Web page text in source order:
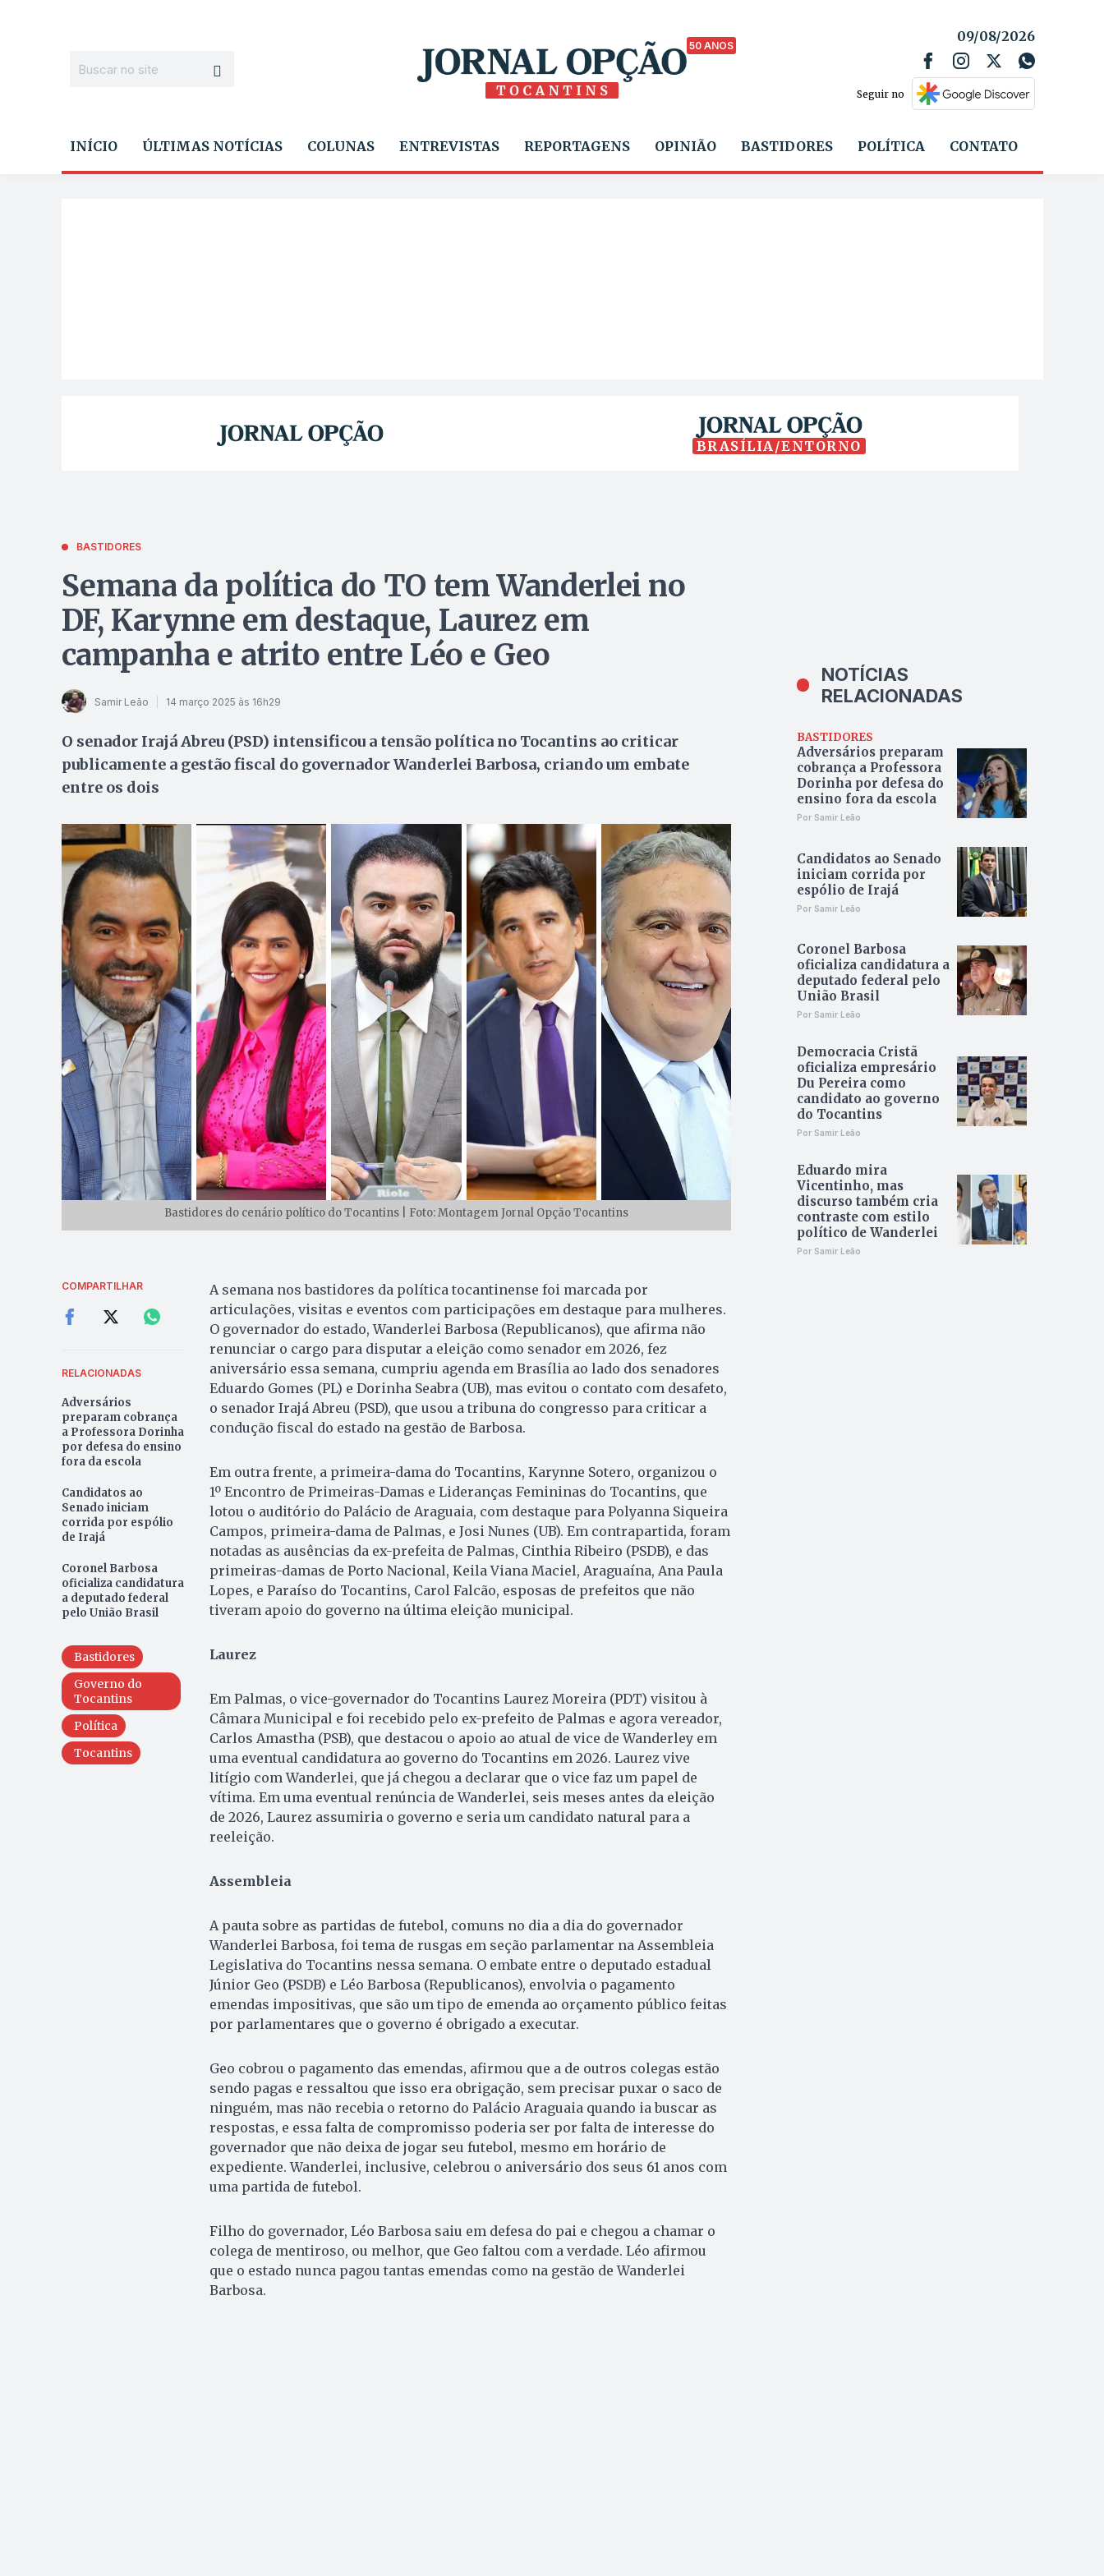
50 ANOS
09/08/2026
Seguir no
INÍCIO ÚLTIMAS NOTÍCIAS COLUNAS ENTREVISTAS REPORTAGENS OPINIÃO BASTIDORES POLÍTICA CONTATO
BRASÍLIA/ENTORNO
BASTIDORES
Semana da política do TO tem Wanderlei no
DF, Karynne em destaque, Laurez em
campanha e atrito entre Léo e Geo
Samir Leão 14 março 2025 às 16h29
O senador Irajá Abreu (PSD) intensificou a tensão política no Tocantins ao criticar
publicamente a gestão fiscal do governador Wanderlei Barbosa, criando um embate
entre os dois
Bastidores do cenário político do Tocantins | Foto: Montagem Jornal Opção Tocantins
COMPARTILHAR
RELACIONADAS
Adversários
preparam cobrança
a Professora Dorinha
por defesa do ensino
fora da escola
Candidatos ao
Senado iniciam
corrida por espólio
de Irajá
Coronel Barbosa
oficializa candidatura
a deputado federal
pelo União Brasil
Bastidores
Governo do
Tocantins
Política
Tocantins
A semana nos bastidores da política tocantinense foi marcada por
articulações, visitas e eventos com participações em destaque para mulheres.
O governador do estado, Wanderlei Barbosa (Republicanos), que afirma não
renunciar o cargo para disputar a eleição como senador em 2026, fez
aniversário essa semana, cumpriu agenda em Brasília ao lado dos senadores
Eduardo Gomes (PL) e Dorinha Seabra (UB), mas evitou o contato com desafeto,
o senador Irajá Abreu (PSD), que usou a tribuna do congresso para criticar a
condução fiscal do estado na gestão de Barbosa.
Em outra frente, a primeira-dama do Tocantins, Karynne Sotero, organizou o
1º Encontro de Primeiras-Damas e Lideranças Femininas do Tocantins, que
lotou o auditório do Palácio de Araguaia, com destaque para Polyanna Siqueira
Campos, primeira-dama de Palmas, e Josi Nunes (UB). Em contrapartida, foram
notadas as ausências da ex-prefeita de Palmas, Cinthia Ribeiro (PSDB), e das
primeiras-damas de Porto Nacional, Keila Viana Maciel, Araguaína, Ana Paula
Lopes, e Paraíso do Tocantins, Carol Falcão, esposas de prefeitos que não
tiveram apoio do governo na última eleição municipal.
Laurez
Em Palmas, o vice-governador do Tocantins Laurez Moreira (PDT) visitou à
Câmara Municipal e foi recebido pelo ex-prefeito de Palmas e agora vereador,
Carlos Amastha (PSB), que destacou o apoio ao atual de vice de Wanderley em
uma eventual candidatura ao governo do Tocantins em 2026. Laurez vive
litígio com Wanderlei, que já chegou a declarar que o vice faz um papel de
vítima. Em uma eventual renúncia de Wanderlei, seis meses antes da eleição
de 2026, Laurez assumiria o governo e seria um candidato natural para a
reeleição.
Assembleia
A pauta sobre as partidas de futebol, comuns no dia a dia do governador
Wanderlei Barbosa, foi tema de rusgas em seção parlamentar na Assembleia
Legislativa do Tocantins nessa semana. O embate entre o deputado estadual
Júnior Geo (PSDB) e Léo Barbosa (Republicanos), envolvia o pagamento
emendas impositivas, que são um tipo de emenda ao orçamento público feitas
por parlamentares que o governo é obrigado a executar.
Geo cobrou o pagamento das emendas, afirmou que a de outros colegas estão
sendo pagas e ressaltou que isso era obrigação, sem precisar puxar o saco de
ninguém, mas não recebia o retorno do Palácio Araguaia quando ia buscar as
respostas, e essa falta de compromisso poderia ser por falta de interesse do
governador que não deixa de jogar seu futebol, mesmo em horário de
expediente. Wanderlei, inclusive, celebrou o aniversário dos seus 61 anos com
uma partida de futebol.
Filho do governador, Léo Barbosa saiu em defesa do pai e chegou a chamar o
colega de mentiroso, ou melhor, que Geo faltou com a verdade. Léo afirmou
que o estado nunca pagou tantas emendas como na gestão de Wanderlei
Barbosa.
NOTÍCIAS
RELACIONADAS
BASTIDORES
Adversários preparam
cobrança a Professora
Dorinha por defesa do
ensino fora da escola
Por Samir Leão
Candidatos ao Senado
iniciam corrida por
espólio de Irajá
Por Samir Leão
Coronel Barbosa
oficializa candidatura a
deputado federal pelo
União Brasil
Por Samir Leão
Democracia Cristã
oficializa empresário
Du Pereira como
candidato ao governo
do Tocantins
Por Samir Leão
Eduardo mira
Vicentinho, mas
discurso também cria
contraste com estilo
político de Wanderlei
Por Samir Leão